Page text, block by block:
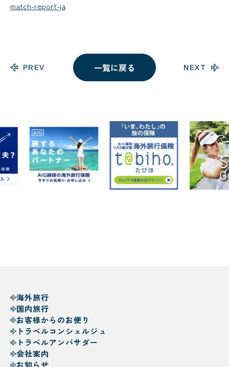
match-report-ja
PREV 一覧に戻る NEXT
海外旅行
国内旅行
お客様からのお便り
トラベルコンシェルジュ
トラベルアンバサダー
会社案内